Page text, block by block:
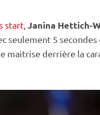
start Janina Hettich-
seulement 5 secondes
maitrise derrière la